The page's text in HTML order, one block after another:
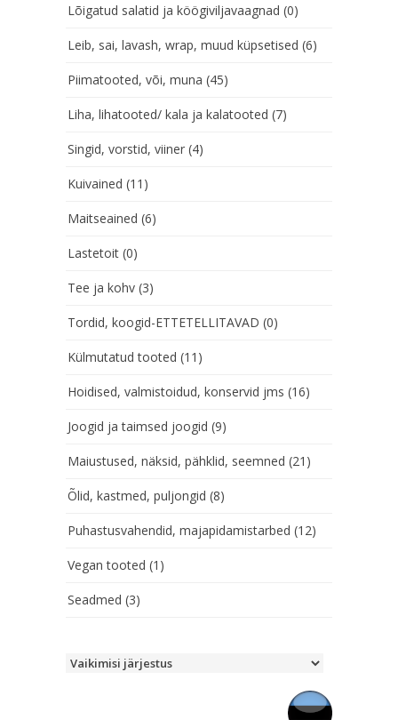
Lõigatud salatid ja köögiviljavaagnad (0)
Leib, sai, lavash, wrap, muud küpsetised (6)
Piimatooted, või, muna (45)
Liha, lihatooted/ kala ja kalatooted (7)
Singid, vorstid, viiner (4)
Kuivained (11)
Maitseained (6)
Lastetoit (0)
Tee ja kohv (3)
Tordid, koogid-ETTETELLITAVAD (0)
Külmutatud tooted (11)
Hoidised, valmistoidud, konservid jms (16)
Joogid ja taimsed joogid (9)
Maiustused, näksid, pähklid, seemned (21)
Õlid, kastmed, puljongid (8)
Puhastusvahendid, majapidamistarbed (12)
Vegan tooted (1)
Seadmed (3)